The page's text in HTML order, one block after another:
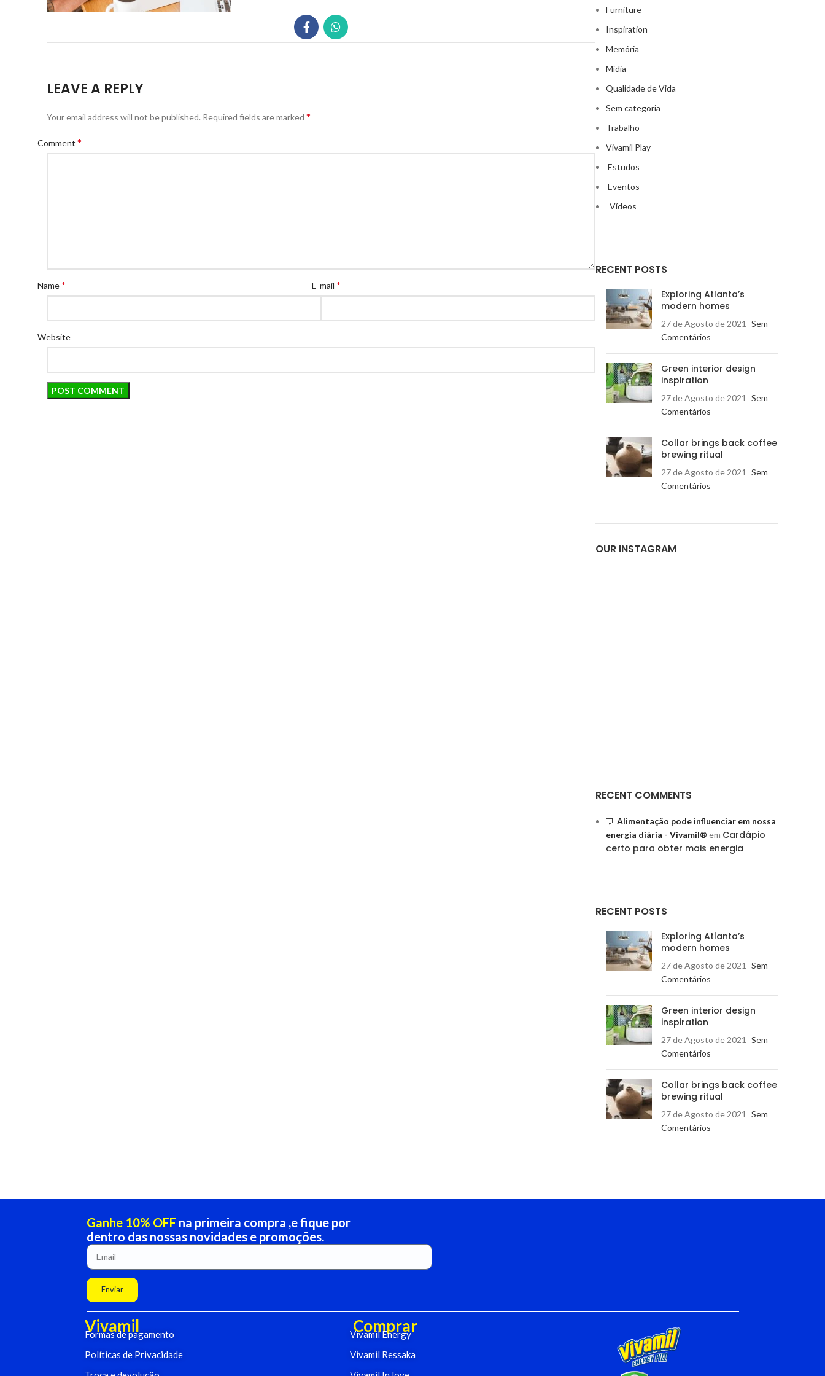
LEAVE A REPLY
Your email address will not be published. Required fields are marked *
Comment *
Name* E-mail *
Website
Furniture
Inspiration
Memória
Mídia
Qualidade de Vida
Sem categoria
Trabalho
Vivamil Play
Estudos
Eventos
Vídeos
RECENT POSTS
Exploring Atlanta’s
modern homes
27 de Agosto de 2021
Sem
Comentários
Green interior design
inspiration
27 de Agosto de 2021
Sem
Comentários
Collar brings back coffee
brewing ritual
27 de Agosto de 2021
Sem
Comentários
OUR INSTAGRAM
RECENT COMMENTS
Alimentação pode influenciar em nossa
energia diária - Vivamil® em Cardápio
certo para obter mais energia
RECENT POSTS
Exploring Atlanta’s
modern homes
27 de Agosto de 2021
Sem
Comentários
Green interior design
inspiration
27 de Agosto de 2021
Sem
Comentários
Collar brings back coffee
brewing ritual
27 de Agosto de 2021
Sem
Comentários
Ganhe 10% OFF na primeira compra ,e fique por
dentro das nossas novidades e promoções.
Enviar
Vivamil
Formas de pagamento
Políticas de Privacidade
Comprar
Vivamil Energy
Vivamil Ressaka